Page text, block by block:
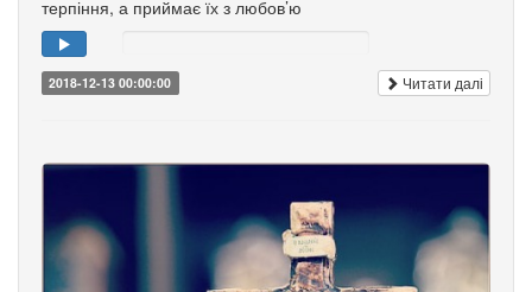
терпіння, а приймає їх з любов’ю
2018-12-13 00:00:00 Читати далі